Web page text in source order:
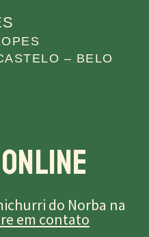
– BELO
do Norba na
em contato